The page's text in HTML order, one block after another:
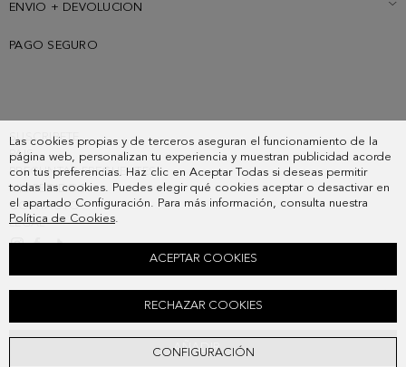
Las cookies propias y de terceros aseguran el funcionamiento de la
página web, personalizan tu experiencia y muestran publicidad acorde
con tus preferencias. Haz clic en Aceptar Todas si deseas permitir
todas las cookies. Puedes elegir qué cookies aceptar o desactivar en
el apartado Configuración. Para más información, consulta nuestra
Política de Cookies.
CONFIGURACIÓN
RECHAZAR COOKIES
ACEPTAR COOKIES
AÑADIR
ENVIO + DEVOLUCION
PAGO SEGURO
SUSCRIBETE
PAIS
PREGUNTAS FRECUENTES
MIS PEDIDOS
CONTACTO
LEGAL